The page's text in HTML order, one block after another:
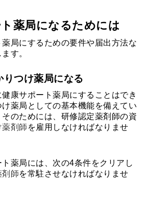
薬局になるためには
局にするための要件や届出方法な
す。
つけ薬局になる
康サポート薬局にすることはでき
薬局としての基本機能を備えてい
のためには、研修認定薬剤師の資
剤師 を雇用しなければなりませ
薬局には、次の4条件をクリアし
剤師を常駐させなければなりませ